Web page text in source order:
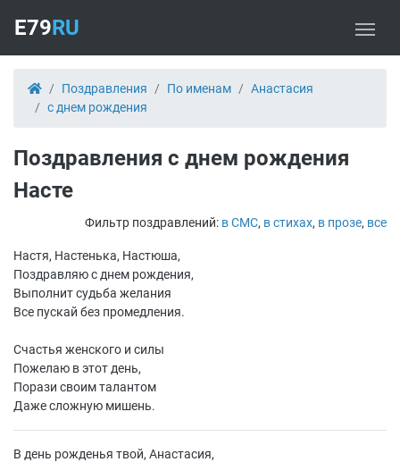
E79RU
Поздравления По именам
Анастасия
с днем рождения
Поздравления с днем рождения
Насте
Фильтр поздравлений: в СМС, в стихах, в прозе, все
Настя, Настенька, Настюша,
Поздравляю с днем рождения,
Выполнит судьба желания
Все пускай без промедления.
Счастья женского и силы
Пожелаю в этот день,
Порази своим талантом
Даже сложную мишень.
В день рожденья твой, Анастасия,